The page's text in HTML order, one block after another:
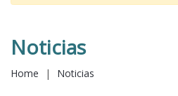
Noticias
Home | Noticias